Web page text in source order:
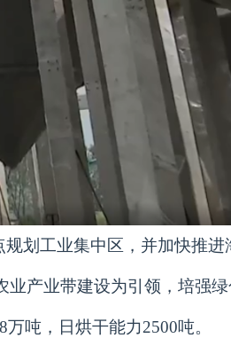
划工业集中区，并加快推
产业带建设为引领，培强
吨，日烘干能力2500吨。